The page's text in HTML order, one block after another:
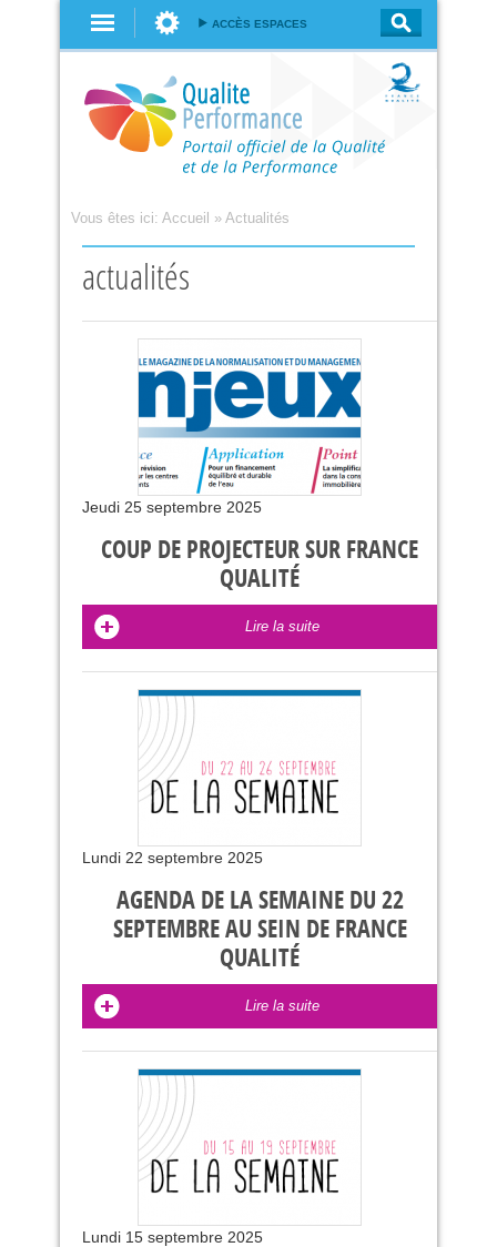
ACCÈS ESPACES
Vous êtes ici: Accueil » Actualités
actualités
Jeudi 25 septembre 2025
COUP DE PROJECTEUR SUR FRANCE
QUALITÉ
Lire la suite
Lundi 22 septembre 2025
AGENDA DE LA SEMAINE DU 22
SEPTEMBRE AU SEIN DE FRANCE
QUALITÉ
Lire la suite
Lundi 15 septembre 2025